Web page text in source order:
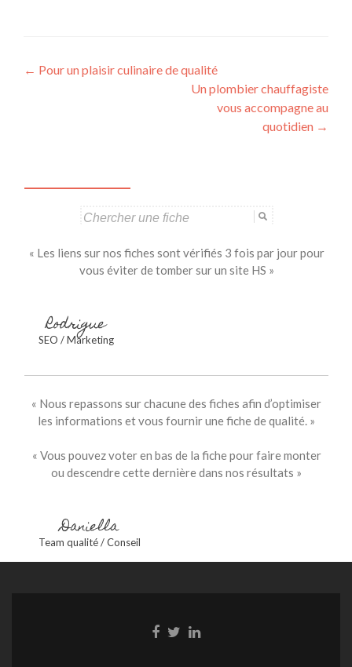
Navigation
← Pour un plaisir culinaire de qualité
Un plombier chauffagiste
vous accompagne au
quotidien →
« Les liens sur nos fiches sont vérifiés 3 fois par jour pour
vous éviter de tomber sur un site HS »
Rodrigue
SEO / Marketing
« Nous repassons sur chacune des fiches afin d’optimiser
les informations et vous fournir une fiche de qualité. »
« Vous pouvez voter en bas de la fiche pour faire monter
ou descendre cette dernière dans nos résultats »
Daniella
Team qualité / Conseil